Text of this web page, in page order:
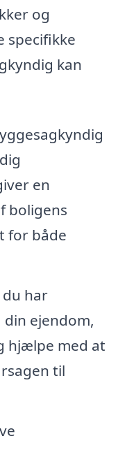
og
specifikke
kan
en
boligens
for både
du har
din ejendom,
hjælpe med at
til